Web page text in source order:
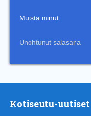
Muista minut
Unohtunut salasana
Kotiseutu-uutiset